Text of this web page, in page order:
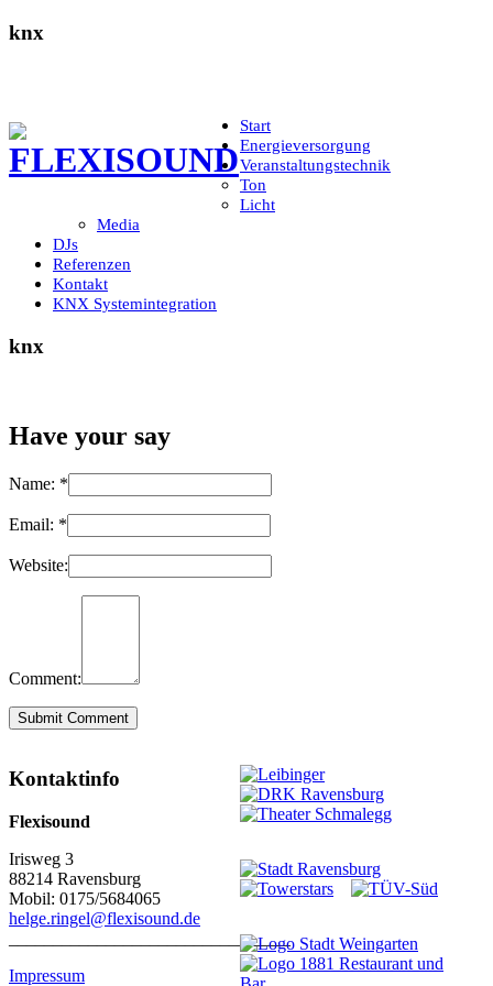
knx
Start
Energieversorgung
Veranstaltungstechnik
Ton
Licht
Media
DJs
Referenzen
Kontakt
KNX Systemintegration
knx
Have your say
Name: *
Email: *
Website:
Comment:
Kontaktinfo
Flexisound
Irisweg 3
88214 Ravensburg
Mobil: 0175/5684065
helge.ringel@flexisound.de
________________________________
Impressum